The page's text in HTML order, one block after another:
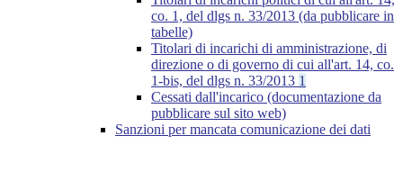
co. 1, del dlgs n. 33/2013 (da pubblicare in
tabelle)
Titolari di incarichi di amministrazione, di
direzione o di governo di cui all'art. 14, co.
1-bis, del dlgs n. 33/2013 1
Cessati dall'incarico (documentazione da
pubblicare sul sito web)
Sanzioni per mancata comunicazione dei dati